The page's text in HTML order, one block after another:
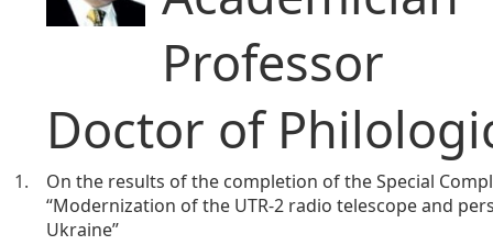
Professor
Doctor of
1.
On the results of the completion of the Special
“Modernization of the UTR-2 radio telescope and
Ukraine”